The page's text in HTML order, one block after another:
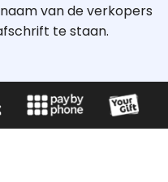
van de verkopers
te staan.